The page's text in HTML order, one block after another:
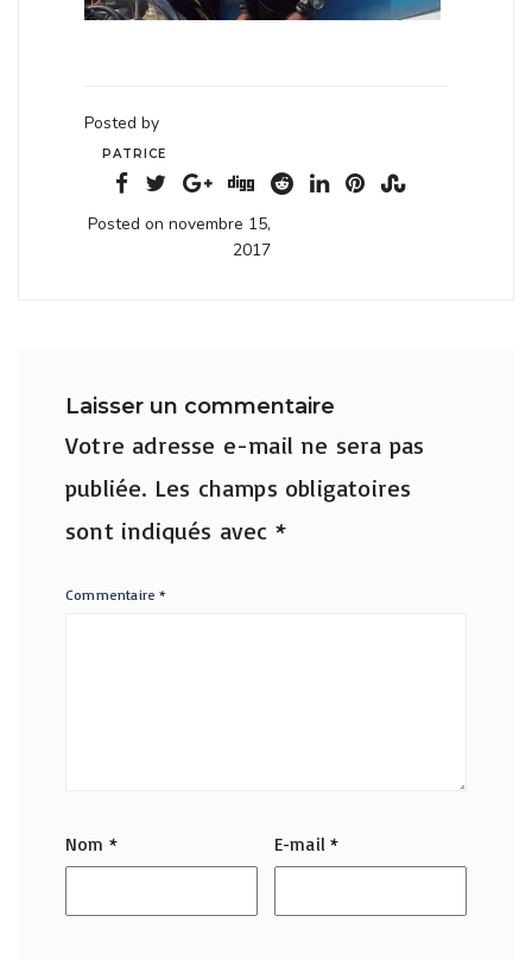
Posted by
PATRICE
Posted on novembre 15,
2017
Laisser un commentaire
Votre adresse e-mail ne sera pas
publiée. Les champs obligatoires
sont indiqués avec *
Commentaire*
Nom * E-mail*